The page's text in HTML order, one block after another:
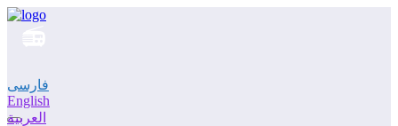
فارسی
English
العربية